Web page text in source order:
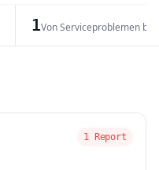
1Von Serviceproblemen
1 Report